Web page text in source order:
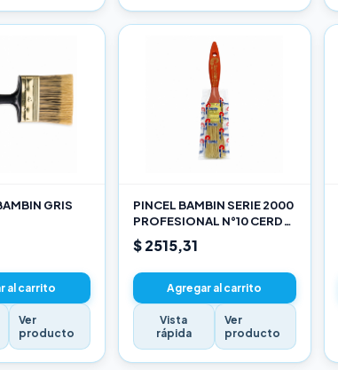
GRIS
al carrito
Ver
producto
PINCEL BAMBIN SERIE 2000
PROFESIONAL N°10 CERDA
CHINA BLANCA
$ 2515,31
Agregar al carrito
Vista
rápida
Ver
producto